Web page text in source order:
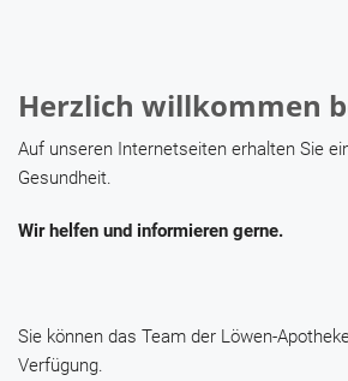
Herzlich willkommen
Auf unseren Internetseiten erhalten Sie
Gesundheit.
Wir helfen und informieren gerne.
Sie können das Team der Löwen-
Verfügung.